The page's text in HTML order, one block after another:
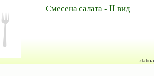
Смесена салата - II вид
zlatina